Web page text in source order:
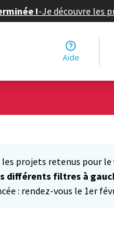
!-Je découvre les
Aide
projets retenus pour
différents filtres à
: rendez-vous le 1er